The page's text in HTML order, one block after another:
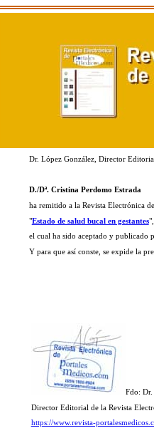
Dr. López González, Director
D./Dª. Cristina Perdomo Estrada
ha remitido a la Revista Electrónica
"Estado de salud bucal en gestantes",
el cual ha sido aceptado y publicado
Y para que así conste, se expide la
Fdo: Dr.
Director Editorial de la Revista
https://www.revista-